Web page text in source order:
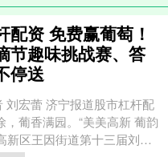
配资 免费赢葡萄！
节趣味挑战赛、答
停送
刘宏蕾 济宁报道股市杠杆配
，葡香满园。“美美高新 葡韵
新区王因街道第十三届刘村